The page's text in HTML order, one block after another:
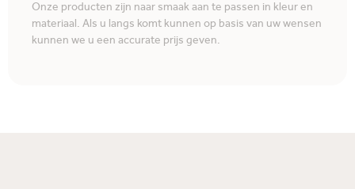
Onze producten zijn naar smaak aan te passen in kleur en
materiaal. Als u langs komt kunnen op basis van uw wensen
kunnen we u een accurate prijs geven.